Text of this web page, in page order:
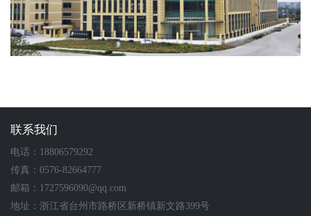
联系我们
电话：18806579292
传真：0576-82664777
邮箱：1727596090@qq.com
地址：浙江省台州市路桥区新桥镇新文路399号